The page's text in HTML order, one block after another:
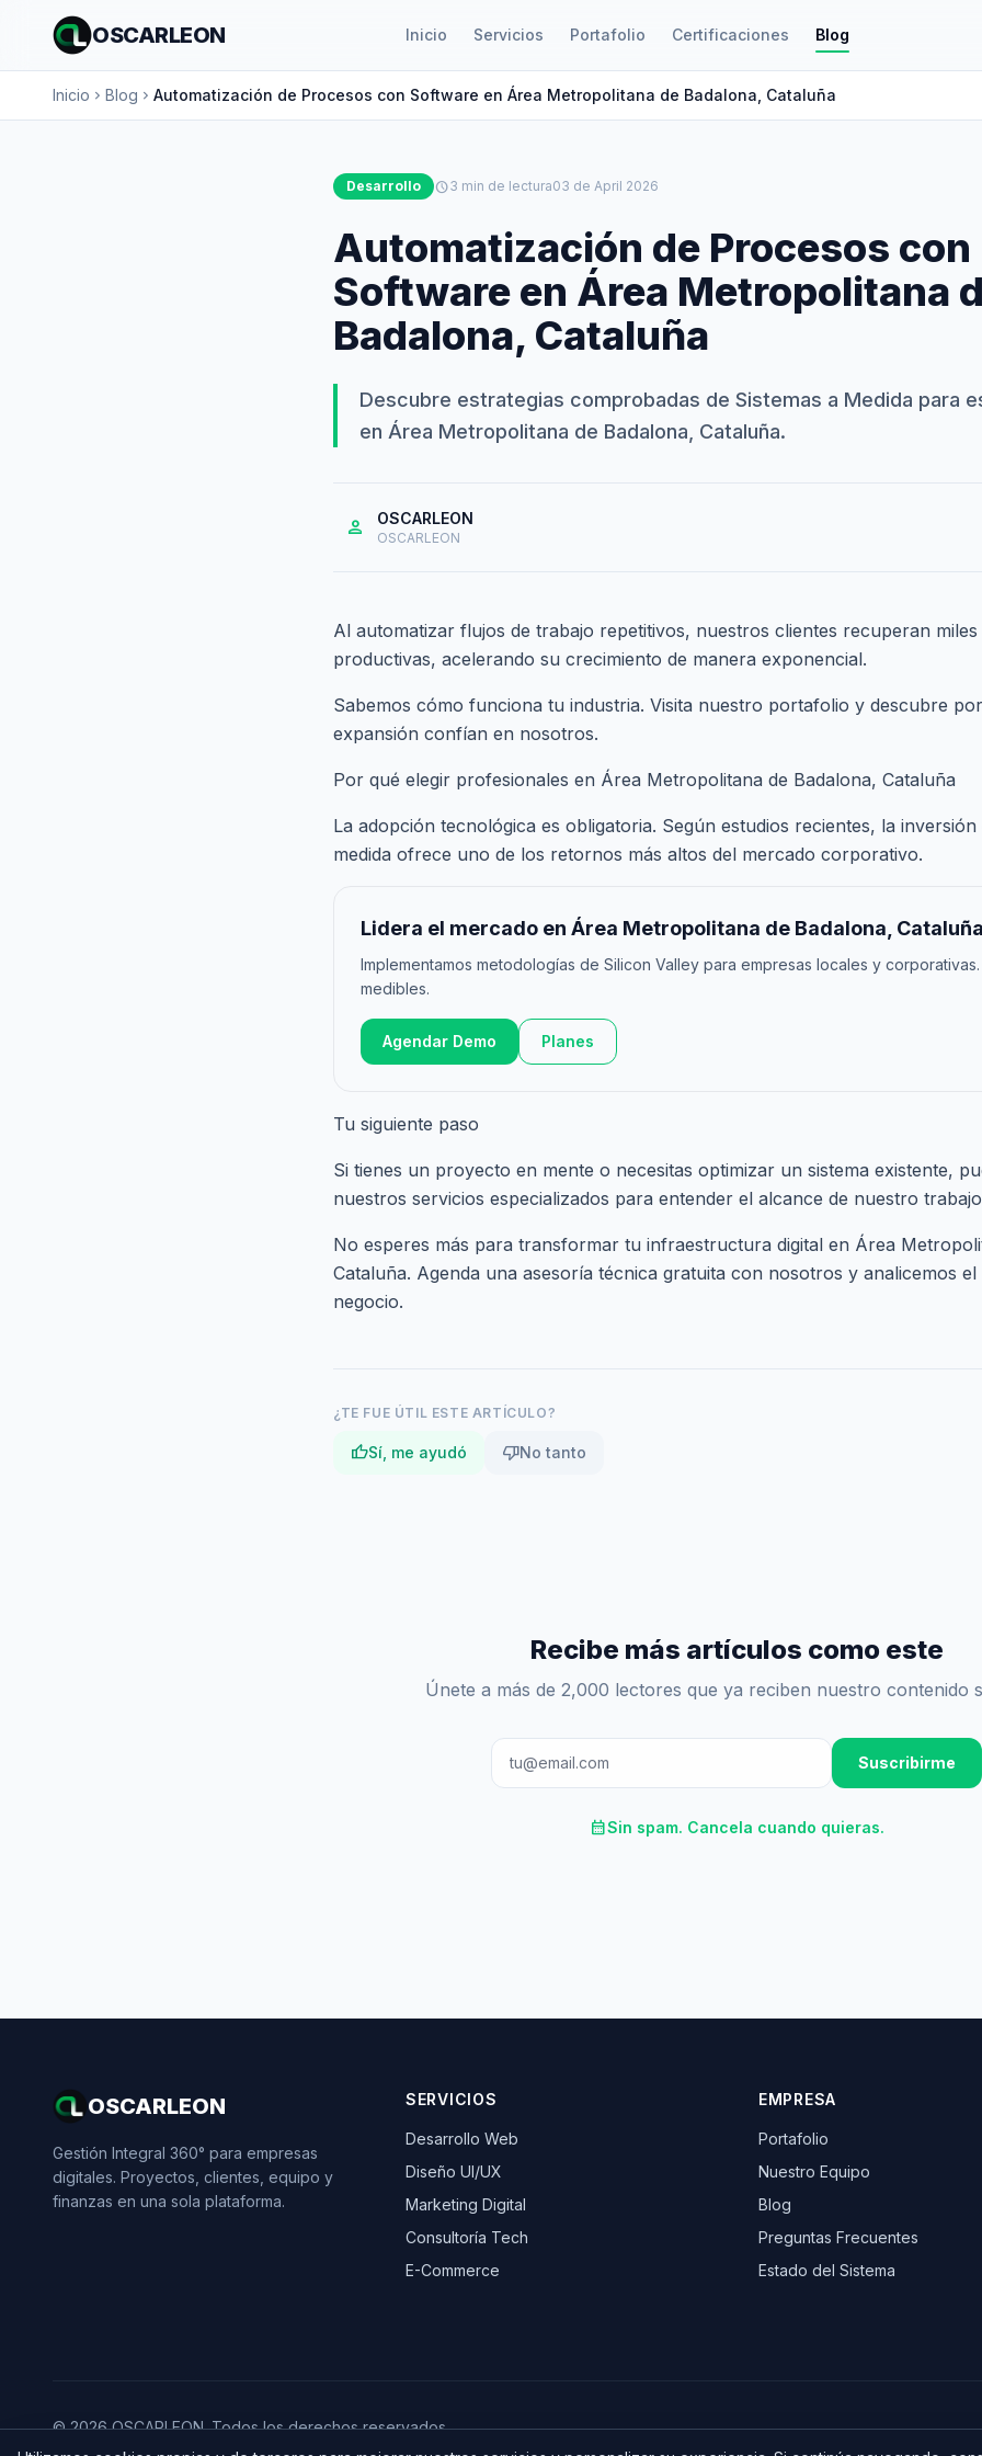
OSCARLEON Inicio Servicios Portafolio Certificaciones Blog
Inicio chevron_right Blog chevron_right Automatización de Procesos con Software en Área Metropolitana de Badalona, Cataluña
Desarrollo schedule3 min de lectura03 de April 2026
Automatización de Procesos con
Software en Área Metropolitana
Badalona, Cataluña
Descubre estrategias comprobadas de Sistemas a Medida para
en Área Metropolitana de Badalona, Cataluña.
person OSCARLEON
OSCARLEON
Al automatizar flujos de trabajo repetitivos, nuestros clientes recuperan miles
productivas, acelerando su crecimiento de manera exponencial.
Sabemos cómo funciona tu industria. Visita nuestro portafolio y descubre
expansión confían en nosotros.
Por qué elegir profesionales en Área Metropolitana de Badalona, Cataluña
La adopción tecnológica es obligatoria. Según estudios recientes, la inversión
medida ofrece uno de los retornos más altos del mercado corporativo.
Lidera el mercado en Área Metropolitana de Badalona, Cataluña
Implementamos metodologías de Silicon Valley para empresas locales y
medibles.
Agendar Demo Planes
Tu siguiente paso
Si tienes un proyecto en mente o necesitas optimizar un sistema existente,
nuestros servicios especializados para entender el alcance de nuestro
No esperes más para transformar tu infraestructura digital en Área
Cataluña. Agenda una asesoría técnica gratuita con nosotros y analicemos el
negocio.
¿TE FUE ÚTIL ESTE ARTÍCULO?
thumb_upSí, me ayudó thumb_downNo tanto
Recibe más artículos como este
Únete a más de 2,000 lectores que ya reciben nuestro contenido
Suscribirme
calendar_monthSin spam. Cancela cuando quieras.
OSCARLEON
Gestión Integral 360° para empresas
digitales. Proyectos, clientes, equipo y
finanzas en una sola plataforma.
SERVICIOS
Desarrollo Web
Diseño UI/UX
Marketing Digital
Consultoría Tech
E-Commerce
EMPRESA
Portafolio
Nuestro Equipo
Blog
Preguntas Frecuentes
Estado del Sistema
© 2026 OSCARLEON. Todos los derechos reservados.